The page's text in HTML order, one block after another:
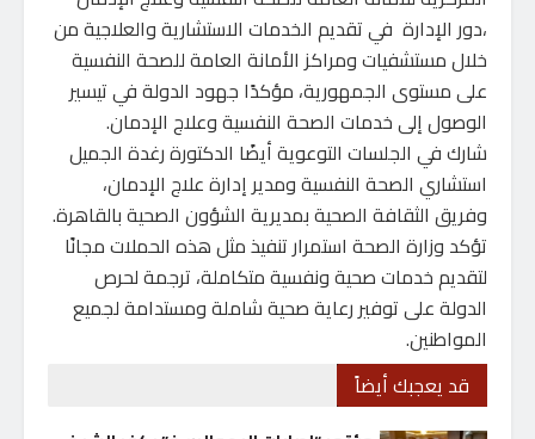
،دور الإدارة في تقديم الخدمات الاستشارية والعلاجية من
خلال مستشفيات ومراكز الأمانة العامة للصحة النفسية
على مستوى الجمهورية، مؤكدًا جهود الدولة في تيسير
الوصول إلى خدمات الصحة النفسية وعلاج الإدمان.
شارك في الجلسات التوعوية أيضًا الدكتورة رغدة الجميل
استشاري الصحة النفسية ومدير إدارة علاج الإدمان،
وفريق الثقافة الصحية بمديرية الشؤون الصحية بالقاهرة.
تؤكد وزارة الصحة استمرار تنفيذ مثل هذه الحملات مجانًا
لتقديم خدمات صحية ونفسية متكاملة، ترجمة لحرص
الدولة على توفير رعاية صحية شاملة ومستدامة لجميع
المواطنين.
قد يعجبك أيضاً